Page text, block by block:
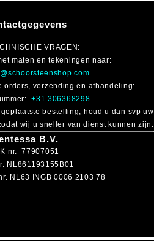
VRAGEN :
maten en tekeningen naar:
orders, verzending en afhandeling:
+31 306368298
bestelling, houd u dan svp uw
wij u sneller van dienst kunnen zijn.
B.V.
nr. 77907051
NL861193155B01
NL63 INGB 0006 2103 78